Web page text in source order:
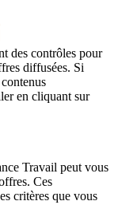
des contrôles pour
diffusées. Si
en cliquant sur
Travail peut vous
Ces
critères que vous